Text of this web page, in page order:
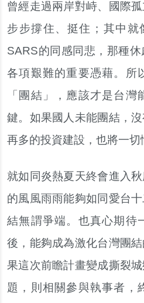
曾經走過兩岸對峙、國際
步步撐住、挺住；其中就
SARS的同感同悲，那種
各項艱難的重要憑藉。所
「團結」，應該才是台
鍵。如果國人未能團結，
再多的投資建設，也將一切
就如同炎熱夏天終會進入
的風風雨雨能夠如同愛台
結無謂爭端。也真心期待
後，能夠成為激化台灣團
果這次前瞻計畫變成撕裂
題，則相關參與執事者，